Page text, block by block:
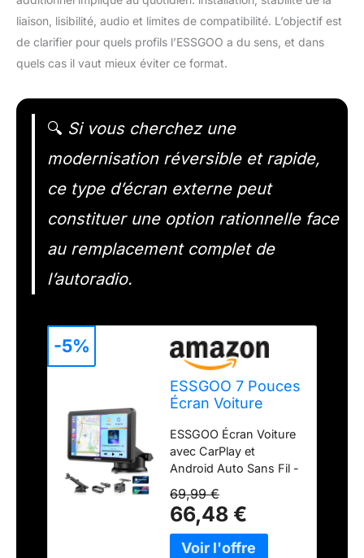
liaison, lisibilité, audio et limites de compatibilité. L’objectif est
de clarifier pour quels profils l’ESSGOO a du sens, et dans
quels cas il vaut mieux éviter ce format.
🔍 Si vous cherchez une
modernisation réversible et rapide,
ce type d’écran externe peut
constituer une option rationnelle face
au remplacement complet de
l’autoradio.
ESSGOO 7 Pouces
Écran Voiture
avec Caméra de
Recul
ESSGOO Écran Voiture
avec CarPlay et
Android Auto Sans Fil -
connexion entièrement
sans fil pour votre
voiture. Aucun logiciel
à télécharger : reliez
69,99 €
66,48 €
-5%